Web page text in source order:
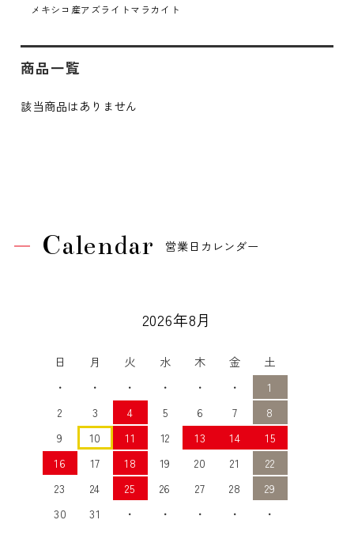
メキシコ産アズライトマラカイト
商品一覧
該当商品はありません
Calendar 営業日カレンダー
2026年8月
日 月 火 水 木 金
土
・
・ ・ ・ ・ ・
1
2
3 4 5 6 7
8
9
10 11 12 13 14
15
16
17 18 19 20 21
22
23
24 25 26 27 28
29
30
31 ・ ・ ・ ・ ・